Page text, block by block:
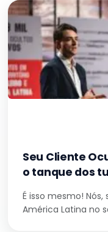
Seu Cliente
o tanque dos
É isso mesmo!
América Latina no